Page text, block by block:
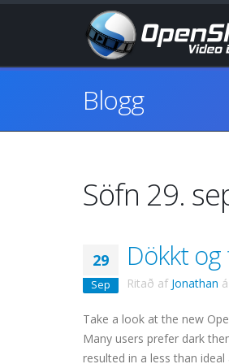
Blogg
Söfn 29.
29
Sep
Dökkt
Ritað af Jonathan á
Take a look at the new
Many users prefer dark
resulted in a less than ideal